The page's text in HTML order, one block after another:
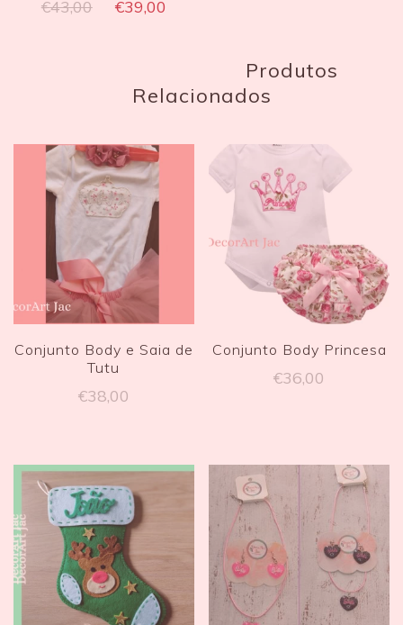
€43,00 €39,00
Produtos
Relacionados
Conjunto Body e Saia de
Tutu
€38,00
Conjunto Body Princesa
€36,00